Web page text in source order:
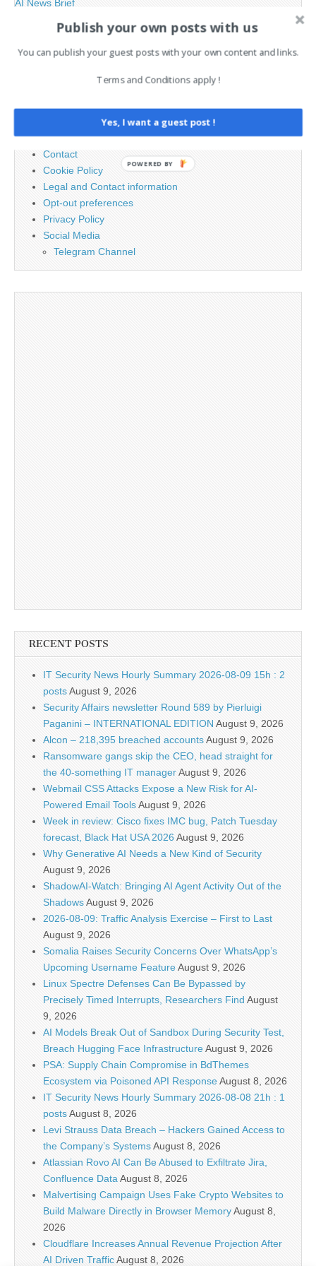
AI News Brief
Search
PAGES
Advertising
Contact
Cookie Policy
Legal and Contact information
Opt-out preferences
Privacy Policy
Social Media
Telegram Channel
RECENT POSTS
IT Security News Hourly Summary 2026-08-09 15h : 2
postsAugust 9, 2026
Security Affairs newsletter Round 589 by Pierluigi
Paganini – INTERNATIONAL EDITION August 9, 2026
Alcon – 218,395 breached accountsAugust 9, 2026
Ransomware gangs skip the CEO, head straight for
the 40-something IT managerAugust 9, 2026
Webmail CSS Attacks Expose a New Risk for AI-
Powered Email ToolsAugust 9, 2026
Week in review: Cisco fixes IMC bug, Patch Tuesday
forecast, Black Hat USA 2026 August 9, 2026
Why Generative AI Needs a New Kind of Security
August 9, 2026
ShadowAI-Watch: Bringing AI Agent Activity Out of the
ShadowsAugust 9, 2026
2026-08-09: Traffic Analysis Exercise – First to Last
August 9, 2026
Somalia Raises Security Concerns Over WhatsApp’s
Upcoming Username FeatureAugust 9, 2026
Linux Spectre Defenses Can Be Bypassed by
Precisely Timed Interrupts, Researchers Find August
9, 2026
AI Models Break Out of Sandbox During Security Test,
Breach Hugging Face InfrastructureAugust 9, 2026
PSA: Supply Chain Compromise in BdThemes
Ecosystem via Poisoned API ResponseAugust 8, 2026
IT Security News Hourly Summary 2026-08-08 21h : 1
postsAugust 8, 2026
Levi Strauss Data Breach – Hackers Gained Access to
the Company’s SystemsAugust 8, 2026
Atlassian Rovo AI Can Be Abused to Exfiltrate Jira,
Confluence DataAugust 8, 2026
Malvertising Campaign Uses Fake Crypto Websites to
Build Malware Directly in Browser MemoryAugust 8,
2026
Cloudflare Increases Annual Revenue Projection After
AI Driven TrafficAugust 8, 2026
Publish your own posts with us
You can publish your guest posts with your own content and links.
Terms and Conditions apply !
Yes, I want a guest post !
POWERED BY